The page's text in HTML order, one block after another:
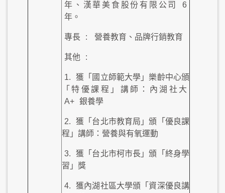
年、漢華美食股份有限公司
6
年。
專長 : 營養教育、品牌行銷教育
其他 :
1.
獲「國立師範大學」樂齡中心頒
「特優課程」講師：內湖社大
A+ 銀養學
2.
獲「台北市教育局」頒「優良課
程」講師：營養與有氧運動
3.
獲「台北市柯市長」頒「終身學
習」獎
4.
獲內湖社區大學頒「資深優良講